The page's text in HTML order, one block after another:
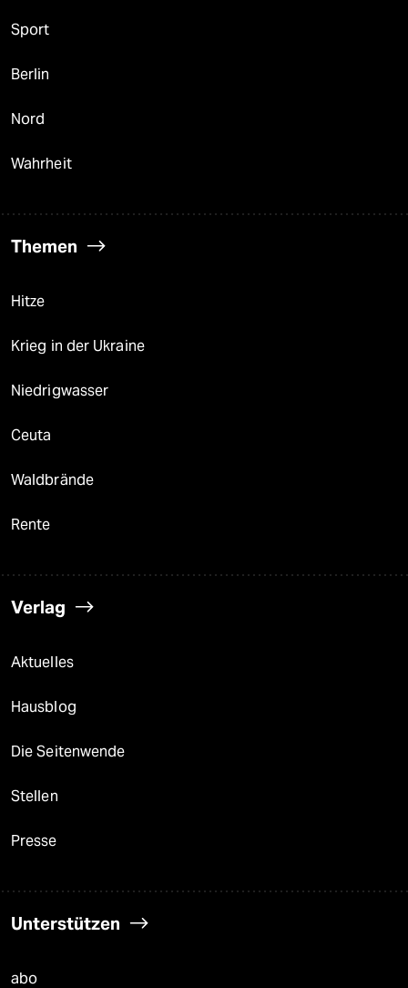
Sport
Berlin
Nord
Wahrheit
Themen
Hitze
Krieg in der Ukraine
Niedrigwasser
Ceuta
Waldbrände
Rente
Verlag
Aktuelles
Hausblog
Die Seitenwende
Stellen
Presse
Unterstützen
abo